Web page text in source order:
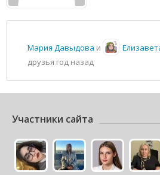
Мария Давыдова и
друзья год назад
Участники сайта